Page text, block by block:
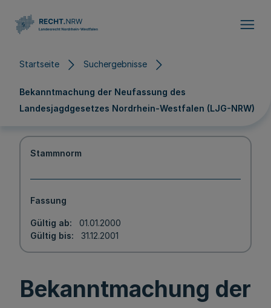
Startseite Suchergebnisse
Bekanntmachung der Neufassung des
Landesjagdgesetzes Nordrhein-Westfalen (LJG-NRW)
Stammnorm
Fassung
Gültig ab
01.01.2000
Gültig bis
31.12.2001
Bekanntmachung der